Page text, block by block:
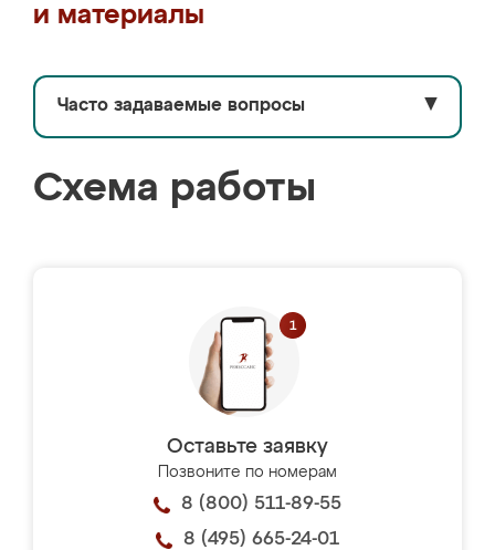
и материалы
Часто задаваемые вопросы ▼
Схема работы
Оставьте заявку
Позвоните по номерам
8 (800) 511-89-55
8 (495) 665-24-01